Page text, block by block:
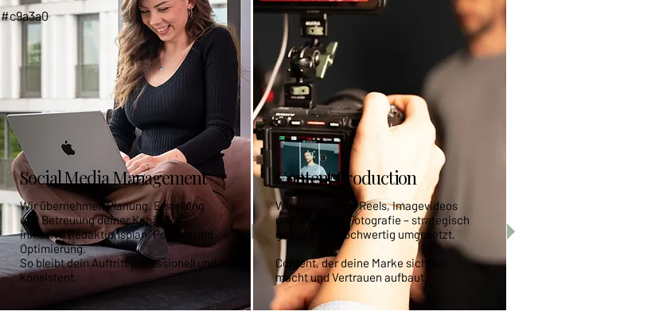
Social Media Management
Wir übernehmen Planung, Erstellung
und Betreuung deiner Kanäle –
inklusive Redaktionsplan, Posting und
Optimierung.
So bleibt dein Auftritt professionell und
konsistent.
Content Production
Wir produzieren Reels, Imagevideos
und Business-Fotografie – strategisch
geplant und hochwertig umgesetzt.
Content, der deine Marke sichtbar
macht und Vertrauen aufbaut.
#c9a3a0